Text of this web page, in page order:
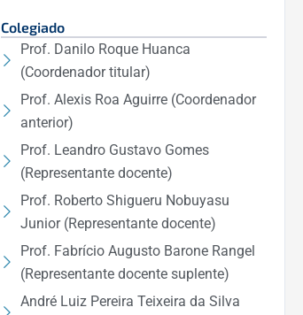
Colegiado
Prof. Danilo Roque Huanca
(Coordenador titular)
Prof. Alexis Roa Aguirre (Coordenador
anterior)
Prof. Leandro Gustavo Gomes
(Representante docente)
Prof. Roberto Shigueru Nobuyasu
Junior (Representante docente)
Prof. Fabrício Augusto Barone Rangel
(Representante docente suplente)
André Luiz Pereira Teixeira da Silva